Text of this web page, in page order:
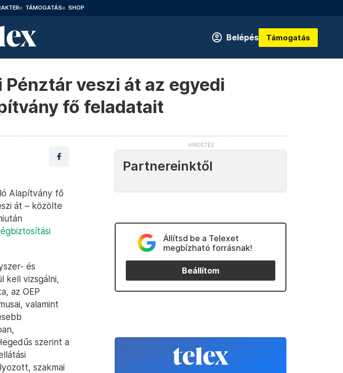
TÁMOGATÁS SHOP
Belépés Támogatás
veszi át az egyedi
fő feladatait
Alapítvány fő
át – közölte
és
kell vizsgálni,
az OEP
valamint
szerint a
szakmai
Partnereinktől
Állítsd be a Telexet
megbízható forrásnak!
Beállítom